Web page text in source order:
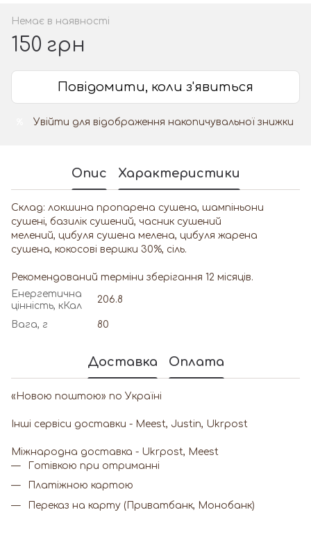
Немає в наявності
150 грн
Повідомити, коли з'явиться
Увійти для відображення накопичувальної знижки
Опис Характеристики
Склад: локшина пропарена сушена, шампіньони
сушені, базилік сушений, часник сушений
мелений, цибуля сушена мелена, цибуля жарена
сушена, кокосові вершки 30%, сіль.
Рекомендований терміни зберігання 12 місяців.
Енергетична
цінність, кКал
206.8
Вага, г 80
Доставка Оплата
«Новою поштою» по Україні
Інші сервіси доставки - Meest, Justin, Ukrpost
Miжнародна доставка - Ukrpost, Meest
Готівкою при отриманні
Платіжною картою
Переказ на карту (Приватбанк, Монобанк)